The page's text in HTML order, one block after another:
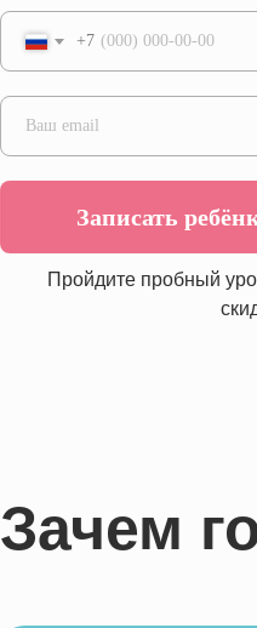
+7
Записать
Пройдите пробный
Зачем